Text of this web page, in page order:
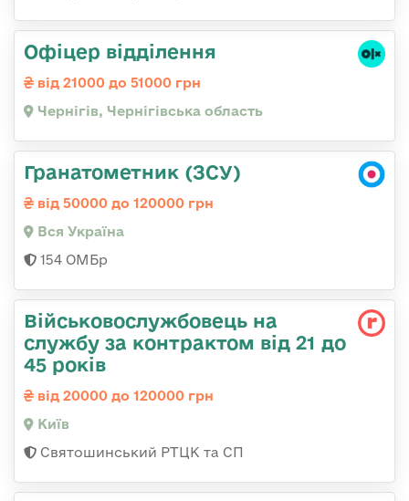
Офіцер відділення
від 21000 до 51000 грн
Чернігів, Чернігівська область
Гранатометник (ЗСУ)
від 50000 до 120000 грн
Вся Україна
154 ОМБр
Військовослужбовець на
службу за контрактом від 21 до
45 років
від 20000 до 120000 грн
Київ
Святошинський РТЦК та СП